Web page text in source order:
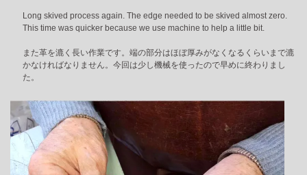
Long skived process again. The edge needed to be skived almost zero.
This time was quicker because we use machine to help a little bit.
また革を漉く長い作業です。端の部分はほぼ厚みがなくなるくらいまで漉
かなければなりません。今回は少し機械を使ったので早めに終わりまし
た。